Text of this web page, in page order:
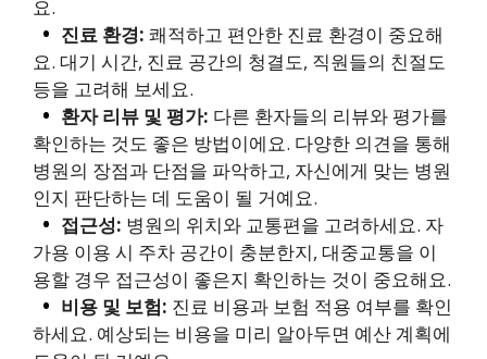
요.
진료 환경: 쾌적하고 편안한 진료 환경이 중요해
요. 대기 시간, 진료 공간의 청결도, 직원들의 친절도
등을 고려해 보세요.
환자 리뷰 및 평가: 다른 환자들의 리뷰와 평가를
확인하는 것도 좋은 방법이에요. 다양한 의견을 통해
병원의 장점과 단점을 파악하고, 자신에게 맞는 병원
인지 판단하는 데 도움이 될 거예요.
접근성: 병원의 위치와 교통편을 고려하세요. 자
가용 이용 시 주차 공간이 충분한지, 대중교통을 이
용할 경우 접근성이 좋은지 확인하는 것이 중요해요.
비용 및 보험: 진료 비용과 보험 적용 여부를 확인
하세요. 예상되는 비용을 미리 알아두면 예산 계획에